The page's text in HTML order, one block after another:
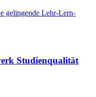
Studienqualität